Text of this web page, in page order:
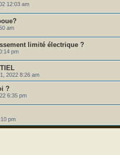
12:03 am
am
limité électrique ?
pm
2022 8:26 am
?
6:35 pm
pm